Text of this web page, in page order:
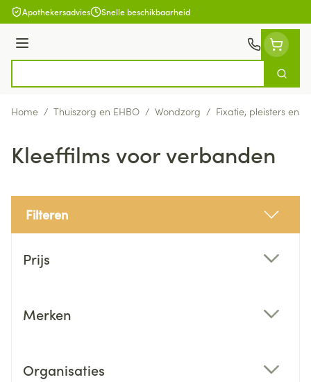
Ga naar de inhoud
Apothekersadvies Snelle beschikbaarheid
Menu
Zoek
Home / Thuiszorg en EHBO / Wondzorg / Fixatie, pleisters en
Kleeffilms voor verbanden
Filteren
Prijs
Merken
Organisaties